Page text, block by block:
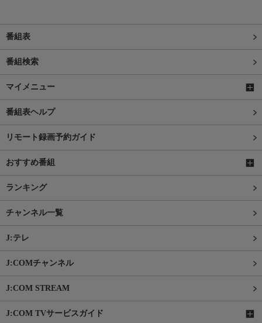
番組表
番組検索
マイメニュー
番組表ヘルプ
リモート録画予約ガイド
おすすめ番組
ランキング
チャンネル一覧
J:テレ
J:COMチャンネル
J:COM STREAM
J:COM TVサービスガイド